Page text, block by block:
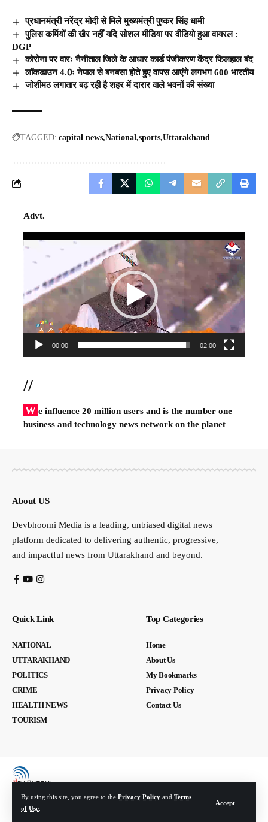
By using this site, you agree to the Privacy Policy and Terms
of Use
Accept
प्रधानमंत्री नरेंद्र मोदी से मिले मुख्यमंत्री पुष्कर सिंह धामी
पुलिस कर्मियों की खैर नहीं यदि सोशल मीडिया पर वीडियो हुआ वायरल :
DGP
कोरोना पर वारः नैनीताल जिले के आधार कार्ड पंजीकरण केंद्र फिलहाल बंद
लॉकडाउन 4.0ः नेपाल से बनबसा होते हुए वापस आएंगे लगभग 600 भारतीय
जोशीमठ लगातार बढ़ रही है शहर में दारार वाले भवनों की संख्या
TAGGED: capital news National sports Uttarakhand
Advt.
Video
00:00 02:00
//
W e influence 20 million users and is the number one
business and technology news network on the planet
About US
Devbhoomi Media is a leading, unbiased digital news
platform dedicated to delivering authentic, progressive,
and impactful news from Uttarakhand and beyond.
Quick Link
NATIONAL
UTTARAKHAND
POLITICS
CRIME
HEALTH NEWS
TOURISM
Top Categories
Home
About Us
My Bookmarks
Privacy Policy
Contact Us
© Devbhoomi Media. All Rights Reserved. | Developed By: